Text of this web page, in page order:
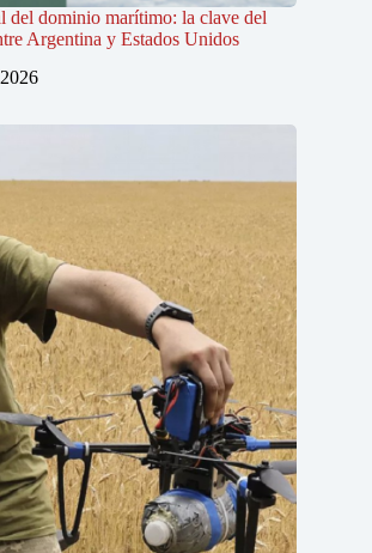
del dominio marítimo: la clave del
Argentina y Estados Unidos